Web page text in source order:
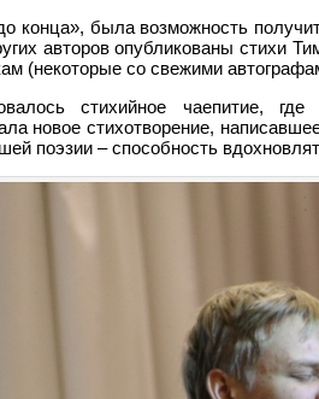
конца», была возможность
авторов опубликованы стихи
(некоторые со свежими
стихийное чаепитие,
новое стихотворение,
поэзии – способность